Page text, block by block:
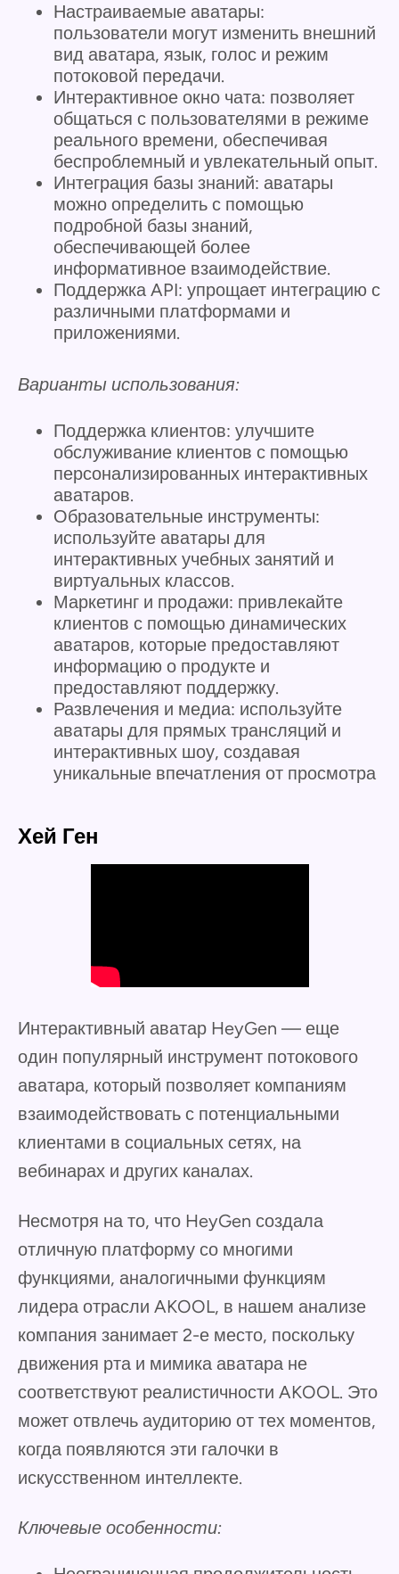
Настраиваемые аватары:
пользователи могут изменить внешний
вид аватара, язык, голос и режим
потоковой передачи.
Интерактивное окно чата: позволяет
общаться с пользователями в режиме
реального времени, обеспечивая
беспроблемный и увлекательный опыт.
Интеграция базы знаний: аватары
можно определить с помощью
подробной базы знаний,
обеспечивающей более
информативное взаимодействие.
Поддержка API: упрощает интеграцию с
различными платформами и
приложениями.
Варианты использования:
Поддержка клиентов: улучшите
обслуживание клиентов с помощью
персонализированных интерактивных
аватаров.
Образовательные инструменты:
используйте аватары для
интерактивных учебных занятий и
виртуальных классов.
Маркетинг и продажи: привлекайте
клиентов с помощью динамических
аватаров, которые предоставляют
информацию о продукте и
предоставляют поддержку.
Развлечения и медиа: используйте
аватары для прямых трансляций и
интерактивных шоу, создавая
уникальные впечатления от просмотра
Хей Ген
Интерактивный аватар HeyGen — еще
один популярный инструмент потокового
аватара, который позволяет компаниям
взаимодействовать с потенциальными
клиентами в социальных сетях, на
вебинарах и других каналах.
Несмотря на то, что HeyGen создала
отличную платформу со многими
функциями, аналогичными функциям
лидера отрасли AKOOL, в нашем анализе
компания занимает 2-е место, поскольку
движения рта и мимика аватара не
соответствуют реалистичности AKOOL. Это
может отвлечь аудиторию от тех моментов,
когда появляются эти галочки в
искусственном интеллекте.
Ключевые особенности: